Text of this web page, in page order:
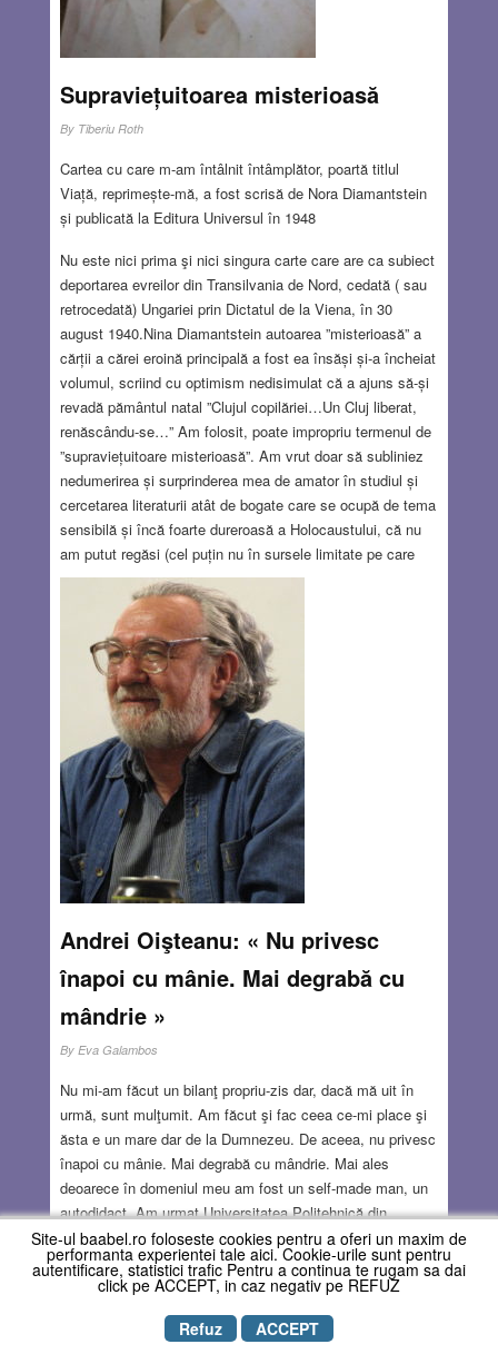
Supraviețuitoarea misterioasă
By Tiberiu Roth
Cartea cu care m-am întâlnit întâmplător, poartă titlul
Viață, reprimește-mă, a fost scrisă de Nora Diamantstein
și publicată la Editura Universul în 1948
Nu este nici prima şi nici singura carte care are ca subiect
deportarea evreilor din Transilvania de Nord, cedată ( sau
retrocedată) Ungariei prin Dictatul de la Viena, în 30
august 1940.Nina Diamantstein autoarea ”misterioasă” a
cărții a cărei eroină principală a fost ea însăși și-a încheiat
volumul, scriind cu optimism nedisimulat că a ajuns să-și
revadă pământul natal ”Clujul copilăriei…Un Cluj liberat,
renăscându-se…” Am folosit, poate impropriu termenul de
”supraviețuitoare misterioasă”. Am vrut doar să subliniez
nedumerirea și surprinderea mea de amator în studiul și
cercetarea literaturii atât de bogate care se ocupă de tema
sensibilă și încă foarte dureroasă a Holocaustului, că nu
am putut regăsi (cel puțin nu în sursele limitate pe care
am reușit să le accesez) nici titlul cărții ”Viață reprimește-
mă” și nici numele autoarei Nora Diamantstein, în afară de
o vagă mențiune a numelui ei într-o listă anodină a
”tinerilor prozatori” dintr-o publicație din 1968. Cu atât mai
mult mi se pare nefiresc anonimatul în care a s-a păstrat
această carte cu cât scrierile în limba română despre
deportarea evreilor din Transilvania de Nord erau rare chiar
”rarissime” în acei ani care au urmat imediat după război
(explicabil prin faptul că marea majoritate a evreilor din
Ardeal care au supraviețuit deportării erau de cultură
maghiară și cei puțini care scriau despre ororile trăite
scriau în limba maghiară)
Read more…
OCT 4, 2018
Andrei Oişteanu: « Nu privesc
înapoi cu mânie. Mai degrabă cu
mândrie »
By Eva Galambos
Nu mi-am făcut un bilanţ propriu-zis dar, dacă mă uit în
urmă, sunt mulţumit. Am făcut şi fac ceea ce-mi place şi
ăsta e un mare dar de la Dumnezeu. De aceea, nu privesc
înapoi cu mânie. Mai degrabă cu mândrie. Mai ales
deoarece în domeniul meu am fost un self-made man, un
autodidact. Am urmat Universitatea Politehnică din
Bucureşti, Facultatea de Energetică. Dar nu Politehnica
m-a determinat să fug către un alt domeniu, ci epoca în
care am trăit. Era sfârşitul anilor ’60, începutul anilor ’70,
în plină Mişcare hippy, în plină epocă flower power. Aveau
loc mari schimbări în lumea largă. Anul 1968, când eu
Site-ul baabel.ro foloseste cookies pentru a oferi un maxim de
performanta experientei tale aici. Cookie-urile sunt pentru
autentificare, statistici trafic Pentru a continua te rugam sa dai
click pe ACCEPT, in caz negativ pe REFUZ
Refuz
ACCEPT